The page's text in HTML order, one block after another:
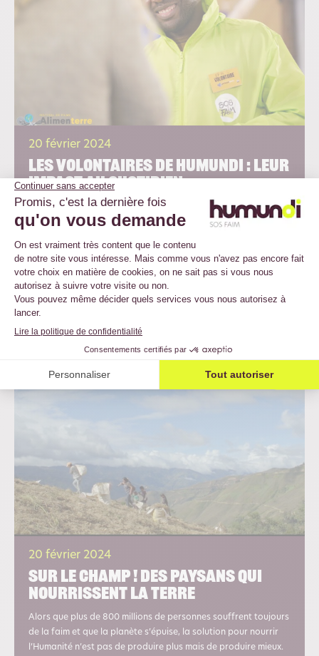
20 février 2024
Les volontaires de Humundi : Leur
impact au quotidien
Découvrez les témoignages de nos volontaires qui partagent
leur expérience au sein de Humundi. Que ce soit à travers
immersion dans l’organisation de notre festival Alimeterre ou
de la Humundi Race, ils nous expliquent ce que cette aventure
leur apporte,...
En savoir plus
Voir la vidéo
20 février 2024
Sur le champ ! Des paysans qui
nourrissent la terre
Alors que plus de 800 millions de personnes souffrent toujours
de la faim et que la planète s’épuise, la solution pour nourrir
l’Humanité n’est pas de produire plus mais de produire mieux.